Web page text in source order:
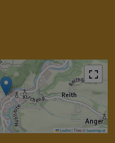
Leaflet|Tiles ©basemap.at